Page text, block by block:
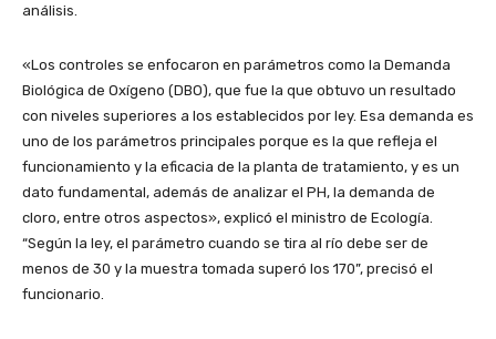
análisis.
«Los controles se enfocaron en parámetros como la Demanda
Biológica de Oxígeno (DBO), que fue la que obtuvo un resultado
con niveles superiores a los establecidos por ley. Esa demanda es
uno de los parámetros principales porque es la que refleja el
funcionamiento y la eficacia de la planta de tratamiento, y es un
dato fundamental, además de analizar el PH, la demanda de
cloro, entre otros aspectos», explicó el ministro de Ecología.
“Según la ley, el parámetro cuando se tira al río debe ser de
menos de 30 y la muestra tomada superó los 170”, precisó el
funcionario.